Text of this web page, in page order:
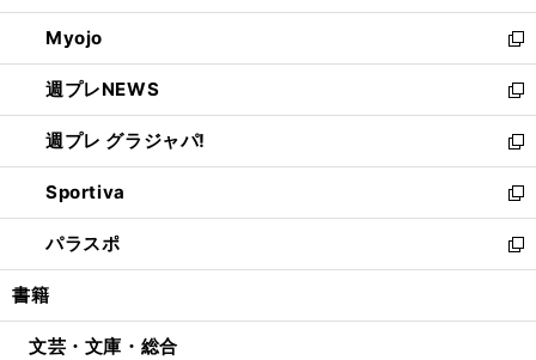
開
く
ウ
で
開
く
ン
ド
ウ
で
開
く
ウ
ィ
ン
ド
ウ
で
開
く
Myojo
新
し
い
ウ
ィ
ン
ド
ウ
で
開
週プレNEWS
新
し
い
ウ
ィ
ン
ド
ウ
開
週プレ グラジャパ!
新
し
い
ウ
ィ
ン
ウ
Sportiva
新
し
い
ウ
ン
パラスポ
新
し
ウ
書籍
文芸・文庫・総合